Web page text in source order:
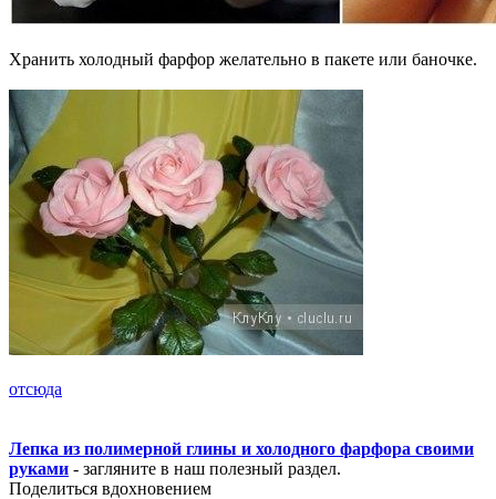
Хранить холодный фарфор желательно в пакете или баночке.
отсюда
Лепка из полимерной глины и холодного фарфора своими
руками - загляните в наш полезный раздел.
Поделиться вдохновением